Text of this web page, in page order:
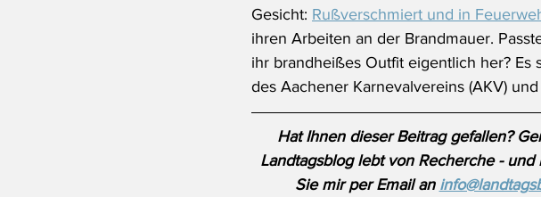
Gesicht: Rußverschmiert und in
ihren Arbeiten an der Brandmauer.
ihr brandheißes Outfit eigentlich her? Es
des Aachener Karnevalvereins (AKV)
Hat Ihnen dieser Beitrag gefallen?
Landtagsblog lebt von Recherche -
Sie mir per Email an